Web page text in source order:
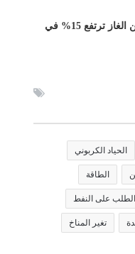
واردات المغرب من الغاز ترتفع 15% في
الحياد الكربوني
الطاقة
الطلب على النفط
تغير المناخ